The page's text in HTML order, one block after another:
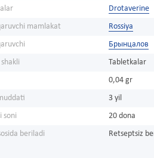
Drotaverine
mamlakat
Rossiya
Брынцалов
Tabletkalar
0,04 gr
3 yil
soni
20 dona
beriladi
Retseptsiz